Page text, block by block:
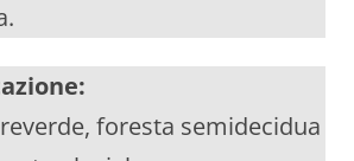
foresta semidecidua